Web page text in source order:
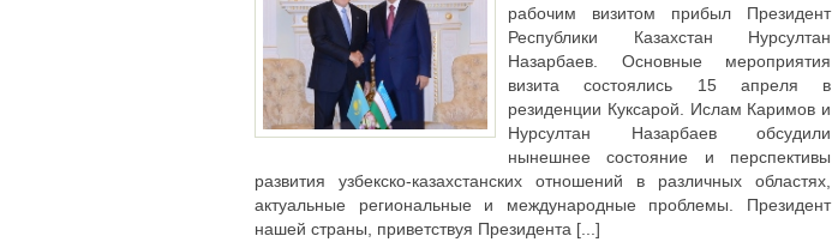
рабочим визитом прибыл Президент
Республики Казахстан Нурсултан
Назарбаев. Основные мероприятия
визита состоялись 15 апреля в
резиденции Куксарой. Ислам Каримов и
Нурсултан Назарбаев обсудили
нынешнее состояние и перспективы
развития узбекско-казахстанских отношений в различных областях,
актуальные региональные и международные проблемы. Президент
нашей страны, приветствуя Президента [...]